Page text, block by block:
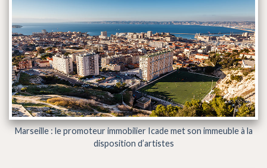
Marseille : le promoteur immobilier Icade met son immeuble à la
disposition d’artistes